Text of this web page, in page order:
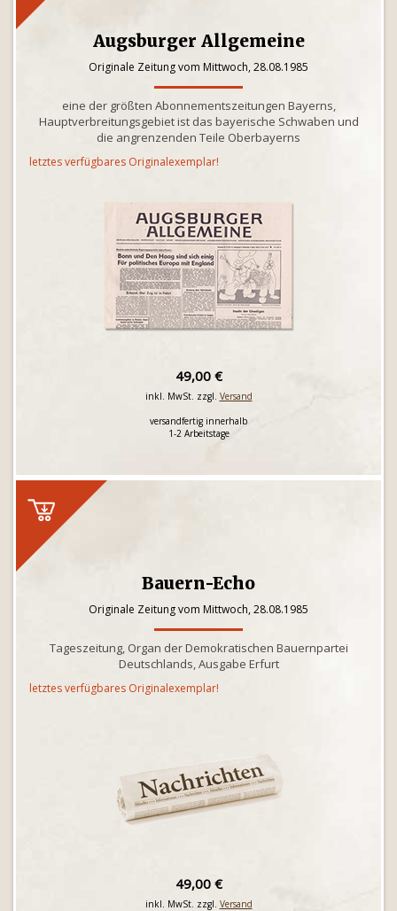
Augsburger Allgemeine
Originale Zeitung vom Mittwoch, 28.08.1985
eine der größten Abonnementszeitungen Bayerns,
Hauptverbreitungsgebiet ist das bayerische Schwaben und
die angrenzenden Teile Oberbayerns
letztes verfügbares Originalexemplar!
49,00 €
inkl. MwSt. zzgl. Versand
versandfertig innerhalb
1-2 Arbeitstage
Bauern-Echo
Originale Zeitung vom Mittwoch, 28.08.1985
Tageszeitung, Organ der Demokratischen Bauernpartei
Deutschlands, Ausgabe Erfurt
letztes verfügbares Originalexemplar!
49,00 €
inkl. MwSt. zzgl. Versand